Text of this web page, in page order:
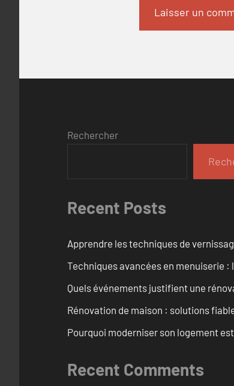
Rechercher
Recent Posts
Apprendre les techniques de
Techniques avancées en menuiserie :
Quels événements justifient une
Rénovation de maison : solutions
Pourquoi moderniser son logement
Recent Comments